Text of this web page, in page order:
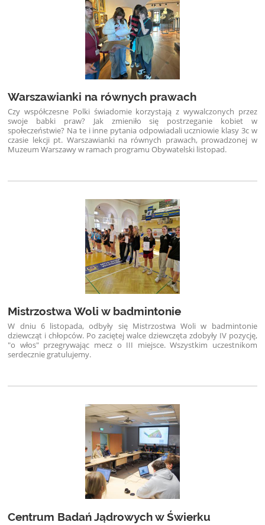
Warszawianki na równych prawach
Czy współczesne Polki świadomie korzystają z wywalczonych przez
swoje babki praw? Jak zmieniło się postrzeganie kobiet w
społeczeństwie? Na te i inne pytania odpowiadali uczniowie klasy 3c w
czasie lekcji pt. Warszawianki na równych prawach, prowadzonej w
Muzeum Warszawy w ramach programu Obywatelski listopad.
Mistrzostwa Woli w badmintonie
W dniu 6 listopada, odbyły się Mistrzostwa Woli w badmintonie
dziewcząt i chłopców. Po zaciętej walce dziewczęta zdobyły IV pozycję,
"o włos" przegrywając mecz o III miejsce. Wszystkim uczestnikom
serdecznie gratulujemy.
Centrum Badań Jądrowych w Świerku